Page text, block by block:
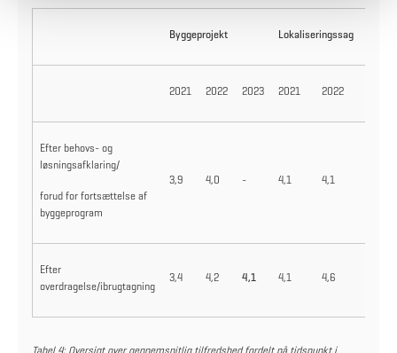
Byggeprojekt Lokaliseringssag
2021 2022 2023 2021 2022
Efter behovs- og
løsningsafklaring/
forud for fortsættelse af
byggeprogram
3,9 4,0 - 4,1 4,1
Efter
overdragelse/ibrugtagning
3,4 4,2 4,1 4,1 4,6